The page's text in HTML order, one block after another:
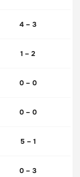
4 – 3
1 – 2
0 – 0
0 – 0
5 – 1
0 – 3